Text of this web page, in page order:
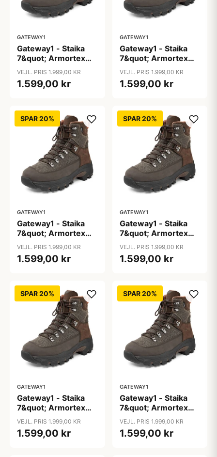
GATEWAY1
Gateway1 - Staika
7&quot; Armortex
Kevlar
VEJL. PRIS 1.999,00 KR
1.599,00 kr
GATEWAY1
Gateway1 - Staika
7&quot; Armortex
Kevlar
VEJL. PRIS 1.999,00 KR
1.599,00 kr
SPAR 20%
GATEWAY1
Gateway1 - Staika
7&quot; Armortex
Kevlar
VEJL. PRIS 1.999,00 KR
1.599,00 kr
SPAR 20%
GATEWAY1
Gateway1 - Staika
7&quot; Armortex
Kevlar
VEJL. PRIS 1.999,00 KR
1.599,00 kr
SPAR 20%
GATEWAY1
Gateway1 - Staika
7&quot; Armortex
Kevlar
VEJL. PRIS 1.999,00 KR
1.599,00 kr
SPAR 20%
GATEWAY1
Gateway1 - Staika
7&quot; Armortex
Kevlar
VEJL. PRIS 1.999,00 KR
1.599,00 kr